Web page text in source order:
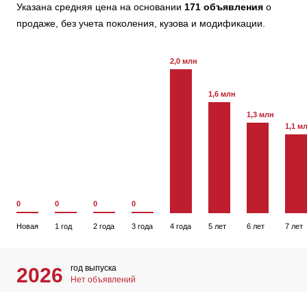
Указана средняя цена на основании 171 объявления о
продаже, без учета поколения, кузова и модификации.
0
Новая
0
1 год
0
2 года
0
3 года
2,0 млн
4 года
1,6 млн
5 лет
1,3 млн
6 лет
1,1
7 лет
2026
год выпуска
Нет объявлений